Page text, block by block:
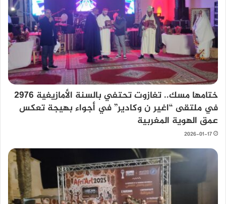
ختامها مسك.. تغازوت تحتفي بالسنة الأمازيغية 2976
في ملتقى “اغير ن وكادير” في أجواء بهيجة تعكس
عمق الهوية المغربية
2026-01-17